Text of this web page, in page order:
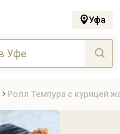
Уфа
Ролл Темпура с курицей